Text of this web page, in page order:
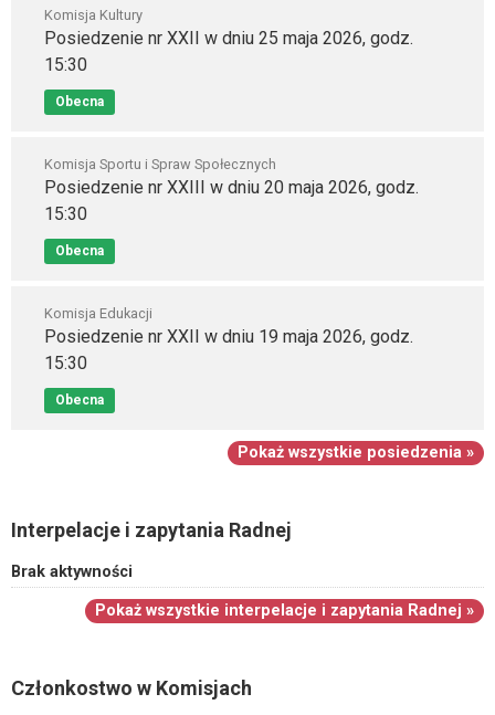
Komisja Kultury
Posiedzenie nr XXII w dniu 25 maja 2026, godz.
15:30
Obecna
Komisja Sportu i Spraw Społecznych
Posiedzenie nr XXIII w dniu 20 maja 2026, godz.
15:30
Obecna
Komisja Edukacji
Posiedzenie nr XXII w dniu 19 maja 2026, godz.
15:30
Obecna
Pokaż wszystkie posiedzenia »
Interpelacje i zapytania Radnej
Brak aktywności
Pokaż wszystkie interpelacje i zapytania Radnej »
Członkostwo w Komisjach